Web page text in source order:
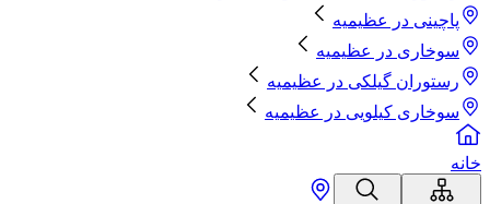
پاچینی در
عظیمیه
سوخاری در
عظیمیه
رستوران گیلکی در
عظیمیه
سوخاری کیلویی در عظیمیه
خانه